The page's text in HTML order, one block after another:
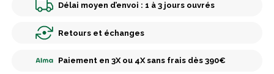
Délai moyen d’envoi : 1 à 3 jours ouvrés
Retours et échanges
Paiement en 3X ou 4X sans frais dès 390€